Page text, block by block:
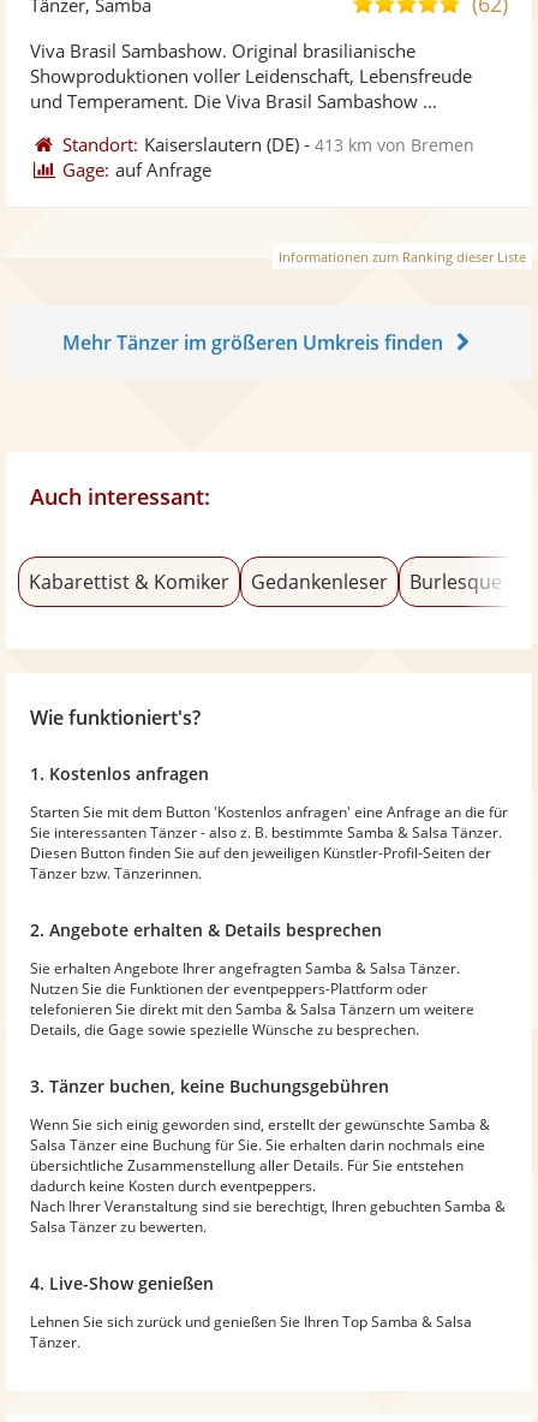
5
Viva Brasil Sambashow. Original brasilianische
Showproduktionen voller Leidenschaft, Lebensfreude
und Temperament. Die Viva Brasil Sambashow ...
Standort: Kaiserslautern (DE) -413 km von Bremen
Gage: auf Anfrage
Informationen zum Ranking dieser Liste
Mehr Tänzer im größeren Umkreis finden
Auch interessant:
Kabarettist & Komiker Gedankenleser Burlesque
Wie funktioniert's?
1. Kostenlos anfragen
Starten Sie mit dem Button 'Kostenlos anfragen' eine Anfrage an die für
Sie interessanten Tänzer - also z. B. bestimmte Samba & Salsa Tänzer.
Diesen Button finden Sie auf den jeweiligen Künstler-Profil-Seiten der
Tänzer bzw. Tänzerinnen.
2. Angebote erhalten & Details besprechen
Sie erhalten Angebote Ihrer angefragten Samba & Salsa Tänzer.
Nutzen Sie die Funktionen der eventpeppers-Plattform oder
telefonieren Sie direkt mit den Samba & Salsa Tänzern um weitere
Details, die Gage sowie spezielle Wünsche zu besprechen.
3. Tänzer buchen, keine Buchungsgebühren
Wenn Sie sich einig geworden sind, erstellt der gewünschte Samba &
Salsa Tänzer eine Buchung für Sie. Sie erhalten darin nochmals eine
übersichtliche Zusammenstellung aller Details. Für Sie entstehen
dadurch keine Kosten durch eventpeppers.
Nach Ihrer Veranstaltung sind sie berechtigt, Ihren gebuchten Samba &
Salsa Tänzer zu bewerten.
4. Live-Show genießen
Lehnen Sie sich zurück und genießen Sie Ihren Top Samba & Salsa
Tänzer.